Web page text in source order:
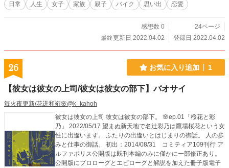
日常 人生 女子 家族 親子 バイク 思い出 恋愛
感想数 0
24ページ
最終更新日 2022.04.02
登録日 2022.04.02
26 お気に入り追加 1
【彼女は彼女の上司/彼女は彼女の部下】バオサイ
毎火夜更新/花迸和裄🌸@k_kahoh
彼女は彼女の上司 彼女は彼女の部下。 🌸ep.01「桜花と彩
乃」 2022/05/17 望まぬ新天地で名辻彩乃は鷹場桜花という女
性に出逢います。 ふたりの出逢いとはじまりの御話。 人の歩
みと仕事の御話。 初出：2014/08/31 コミティア109刊行 ア
ルファポリス公開版は既刊本編のみに僅かに一部修正あり。
公開版にプロローグとエピローグと解説を加えた冊子版電子